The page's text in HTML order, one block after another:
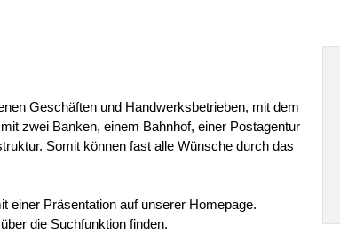
Geschäften und Handwerksbetrieben, mit dem
zwei Banken, einem Bahnhof, einer Postagentur
Somit können fast alle Wünsche durch das
einer Präsentation auf unserer Homepage.
die Suchfunktion finden.